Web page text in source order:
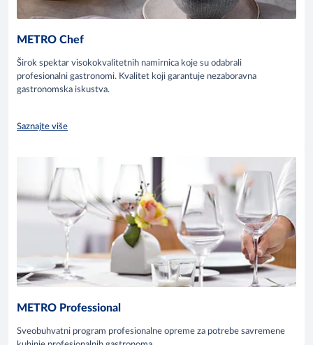
METRO Chef
Širok spektar visokokvalitetnih namirnica koje su odabrali
profesionalni gastronomi. Kvalitet koji garantuje nezaboravna
gastronomska iskustva.
Saznajte više
METRO Professional
Sveobuhvatni program profesionalne opreme za potrebe savremene